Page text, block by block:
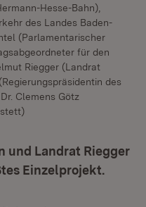
Hesse-Bahn),
des Landes Baden-
(Parlamentarischer
für den
Riegger (Landrat
des
Clemens Götz
und Landrat Riegger
Einzelprojekt.